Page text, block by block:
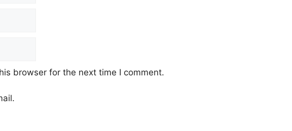
browser for the next time I comment.